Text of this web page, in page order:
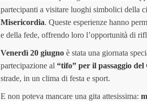
partecipanti a visitare luoghi simbolici della
Misericordia. Queste esperienze hanno
e della fede, offrendo loro l’opportunità di
Venerdì 20 giugno è stata una giornata
partecipazione al “tifo” per il passaggio
strade, in un clima di festa e sport.
E non poteva mancare una gita attesissima: